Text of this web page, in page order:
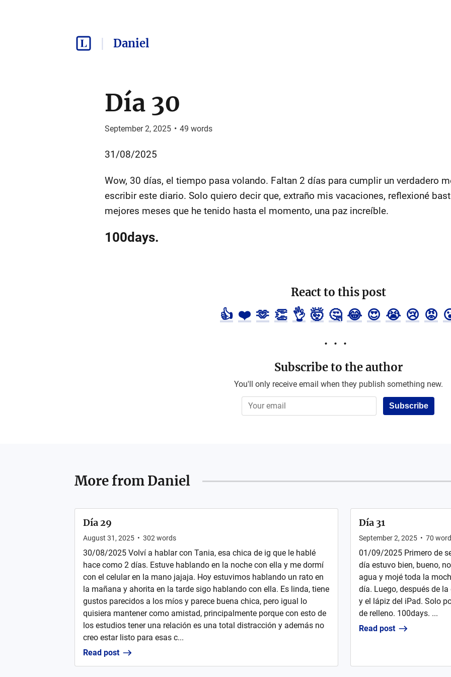
Daniel
Día 30
September 2, 2025 • 49 words
31/08/2025
Wow, 30 días, el tiempo pasa volando. Faltan 2 días para cumplir un verdadero
escribir este diario. Solo quiero decir que, extraño mis vacaciones, reflexioné
mejores meses que he tenido hasta el momento, una paz increíble.
100days.
React to this post
👍 ❤️ 🫶 👏 👌 🤯 🤔 😂 😍 😭 😢 😡
Subscribe to the author
You'll only receive email when they publish something new.
Subscribe
More from Daniel
Día 29
August 31, 2025 • 302 words
30/08/2025 Volví a hablar con Tania, esa chica de ig que le hablé
hace como 2 días. Estuve hablando en la noche con ella y me dormí
con el celular en la mano jajaja. Hoy estuvimos hablando un rato en
la mañana y ahorita en la tarde sigo hablando con ella. Es linda, tiene
gustos parecidos a los míos y parece buena chica, pero igual lo
quisiera mantener como amistad, principalmente porque con esto de
los estudios tener una relación es una total distracción y además no
creo estar listo para esas c...
Read post
Día 31
September 2, 2025 • 70
01/09/2025 Primero de
día estuvo bien, bueno,
agua y mojé toda la
día. Luego, después de
y el lápiz del iPad. Solo
de relleno. 100days. ...
Read post